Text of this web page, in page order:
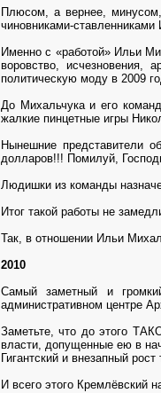
Плюсом, а вернее, минусом,
чиновниками-ставленниками
Именно с «работой» Ильи
воровство,
политическую моду в 2009
До Михальчука и его
жалкие пинцетные игры
Нынешние представители
долларов!!! Помилуй,
Людишки из команды
Итог такой работы не
Так, в отношении Ильи
2010
Самый заметный и
административном центре
Заметьте, что до этого
власти, допущенные ею в
Гигантский и внезапный
И всего этого Кремлёвский